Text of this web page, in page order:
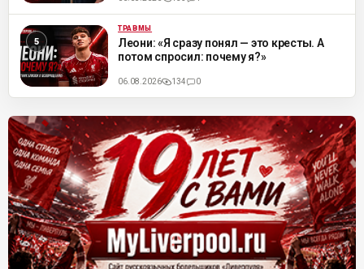
ML ТРАВМЫ
Леони: «Я сразу понял — это кресты. А
потом спросил: почему я?»
06.08.2026 134 0